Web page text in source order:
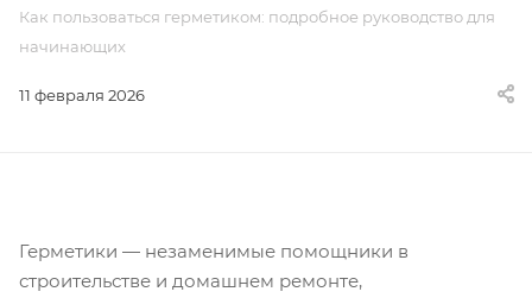
Как пользоваться герметиком: подробное руководство для
начинающих
11 февраля 2026
Герметики — незаменимые помощники в
строительстве и домашнем ремонте,